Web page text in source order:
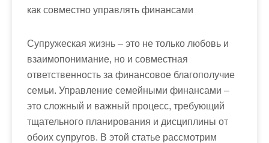
как совместно управлять финансами
Супружеская жизнь – это не только любовь и
взаимопонимание, но и совместная
ответственность за финансовое благополучие
семьи. Управление семейными финансами –
это сложный и важный процесс, требующий
тщательного планирования и дисциплины от
обоих супругов. В этой статье рассмотрим